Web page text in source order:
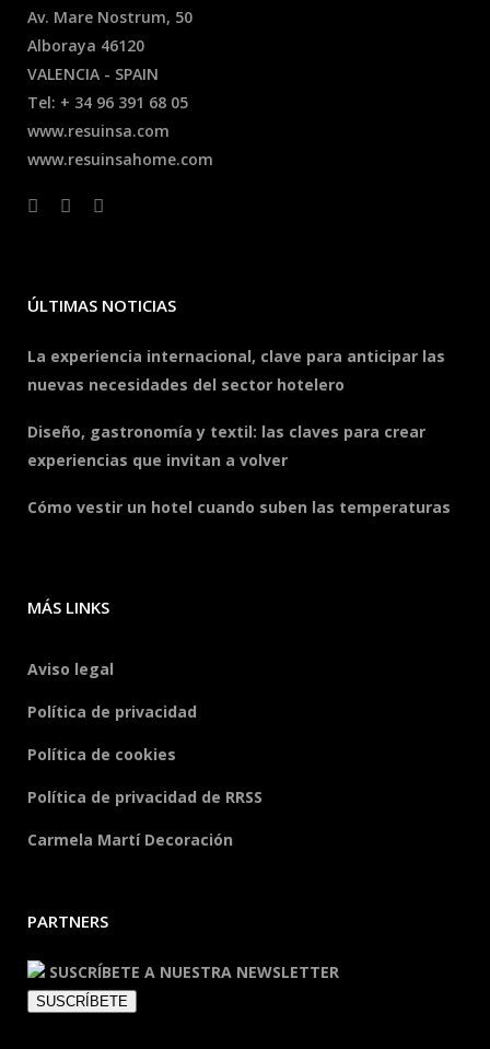
Av. Mare Nostrum, 50
Alboraya 46120
VALENCIA - SPAIN
Tel: + 34 96 391 68 05
www.resuinsa.com
www.resuinsahome.com
ÚLTIMAS NOTICIAS
La experiencia internacional, clave para anticipar las
nuevas necesidades del sector hotelero
Diseño, gastronomía y textil: las claves para crear
experiencias que invitan a volver
Cómo vestir un hotel cuando suben las temperaturas
MÁS LINKS
Aviso legal
Política de privacidad
Política de cookies
Política de privacidad de RRSS
Carmela Martí Decoración
PARTNERS
SUSCRÍBETE A NUESTRA NEWSLETTER
SUSCRÍBETE